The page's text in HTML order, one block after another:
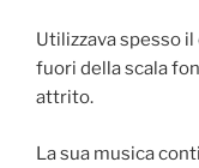
Utilizzava spesso
fuori della scala
attrito.
La sua musica